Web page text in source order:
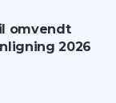
omvendt
2026